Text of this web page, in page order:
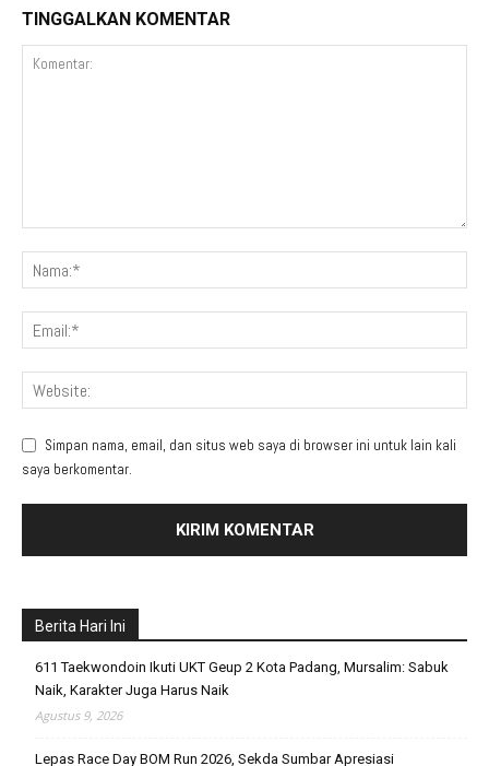
TINGGALKAN KOMENTAR
Simpan nama, email, dan situs web saya di browser ini untuk lain kali
saya berkomentar.
Berita Hari Ini
611 Taekwondoin Ikuti UKT Geup 2 Kota Padang, Mursalim: Sabuk
Naik, Karakter Juga Harus Naik
Agustus 9, 2026
Lepas Race Day BOM Run 2026, Sekda Sumbar Apresiasi